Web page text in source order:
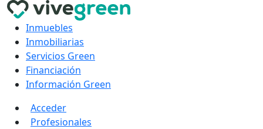
Inmuebles
Inmobiliarias
Servicios Green
Financiación
Información Green
Acceder
Profesionales